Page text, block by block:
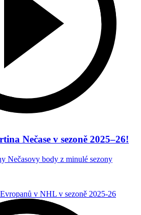
Nečase v sezoně 2025–26!
Nečasovy body z minulé sezony